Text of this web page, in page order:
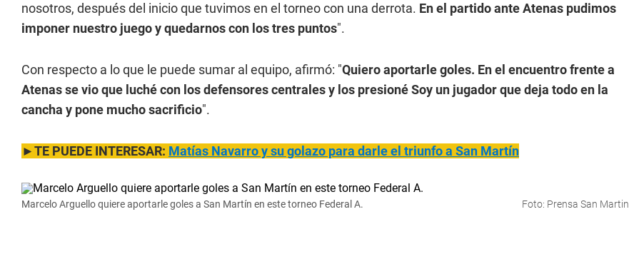
nosotros, después del inicio que tuvimos en el torneo con una derrota. En el partido ante Atenas pudimos
imponer nuestro juego y quedarnos con los tres puntos".
Con respecto a lo que le puede sumar al equipo, afirmó: "Quiero aportarle goles. En el encuentro frente a
Atenas se vio que luché con los defensores centrales y los presioné Soy un jugador que deja todo en la
cancha y pone mucho sacrificio".
►TE PUEDE INTERESAR: Matías Navarro y su golazo para darle el triunfo a San Martín
Marcelo Arguello quiere aportarle goles a San Martín en este torneo Federal A. Foto: Prensa San Martin